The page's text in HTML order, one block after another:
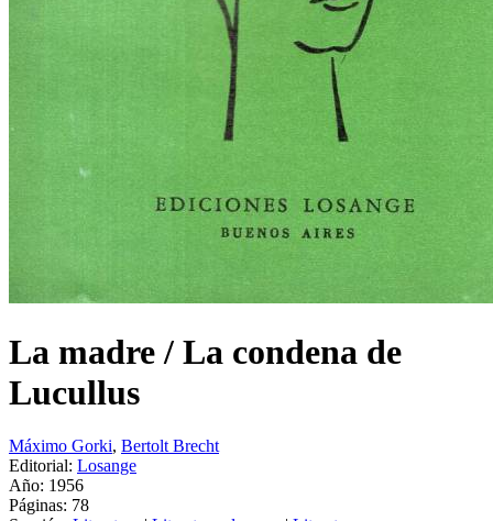
La madre / La condena de
Lucullus
Máximo Gorki, Bertolt Brecht
Editorial: Losange
Año: 1956
Páginas: 78